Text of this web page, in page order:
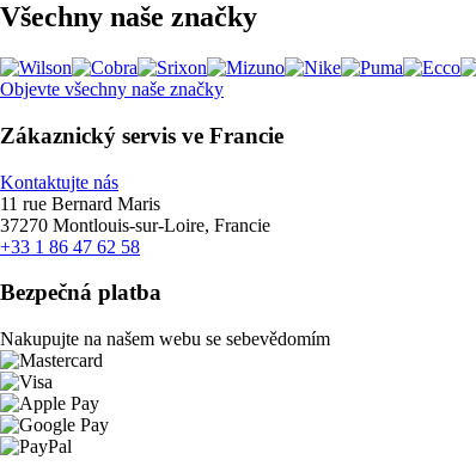
Všechny naše značky
Objevte všechny naše značky
Zákaznický servis ve Francie
Kontaktujte nás
11 rue Bernard Maris
37270 Montlouis-sur-Loire, Francie
+33 1 86 47 62 58
Bezpečná platba
Nakupujte na našem webu se sebevědomím